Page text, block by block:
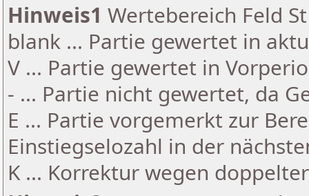
Hinweis1 Wertebereich Feld
blank ... Partie gewertet in
V ... Partie gewertet in
- ... Partie nicht gewertet, da
E ... Partie vorgemerkt zur
Einstiegselozahl in der
K ... Korrektur wegen